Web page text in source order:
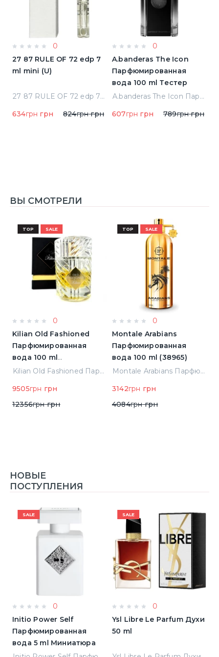
0
27 87 RULE OF 72 edp 7
ml mini (U)
27 87 RULE OF 72 edp 7 ml mini (U)
634грн грн 824грнгрн
0
A.banderas The Icon
Парфюмированная
вода 100 ml Тестер
A.banderas The Icon Парфюмированная вода 100 ml Тестер
607грн грн 789грнгрн
ВЫ СМОТРЕЛИ
TOP SALE
0
Kilian Old Fashioned
Парфюмированная
вода 100 ml
(3700550240723)
Kilian Old Fashioned Парфюмированная вода 100 ml (3700550240723)
9505грн грн
12356грнгрн
TOP SALE
0
Montale Arabians
Парфюмированная
вода 100 ml (38965)
Montale Arabians Парфюмированная вода 100 ml (38965)
3142грн грн
4084грнгрн
НОВЫЕ
ПОСТУПЛЕНИЯ
SALE
0
Initio Power Self
Парфюмированная
вода 5 ml Миниатюра
SALE
0
Ysl Libre Le Parfum Духи
50 ml